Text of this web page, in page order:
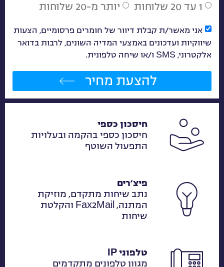
1 עד 20 שלוחות יותר מ-20 שלוחות
אני מאשר/ת קבלת דיוור של חומרים פרסומיים, הצעות
שיווקיות ועדכונים באמצעי המדיה השונים, לרבות בדואר
אלקטרוני, SMS ו/או שיחה טלפונית.
להצעת מחיר
חיסכון כספי
חיסכון כספי בהקמה ובעלויות
התפעול השוטף
פיצ׳רים
נתב שיחות מתקדם, מוזיקת
המתנה, Fax2Mail והקלטת
שיחות
טלפוני IP
מגוון טלפונים מתקדמים